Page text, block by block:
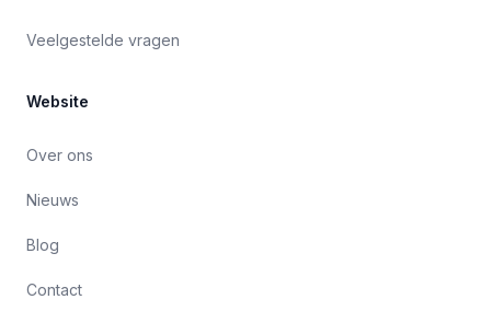
Veelgestelde vragen
Website
Over ons
Nieuws
Blog
Contact